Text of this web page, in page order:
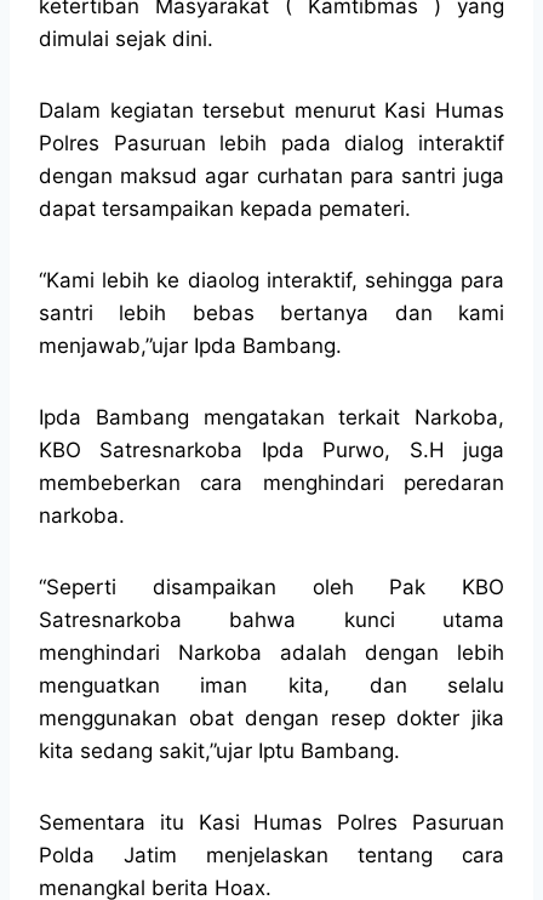
ketertiban Masyarakat ( Kamtibmas ) yang
dimulai sejak dini.
Dalam kegiatan tersebut menurut Kasi Humas
Polres Pasuruan lebih pada dialog interaktif
dengan maksud agar curhatan para santri juga
dapat tersampaikan kepada pemateri.
“Kami lebih ke diaolog interaktif, sehingga para
santri lebih bebas bertanya dan kami
menjawab,”ujar Ipda Bambang.
Ipda Bambang mengatakan terkait Narkoba,
KBO Satresnarkoba Ipda Purwo, S.H juga
membeberkan cara menghindari peredaran
narkoba.
“Seperti disampaikan oleh Pak KBO
Satresnarkoba bahwa kunci utama
menghindari Narkoba adalah dengan lebih
menguatkan iman kita, dan selalu
menggunakan obat dengan resep dokter jika
kita sedang sakit,”ujar Iptu Bambang.
Sementara itu Kasi Humas Polres Pasuruan
Polda Jatim menjelaskan tentang cara
menangkal berita Hoax.